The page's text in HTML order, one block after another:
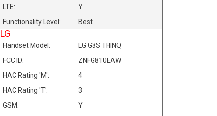
Y
Best
LG
LG G8S THINQ
ZNFG810EAW
4
3
Y